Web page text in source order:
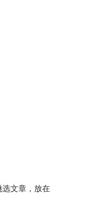
文章，放在